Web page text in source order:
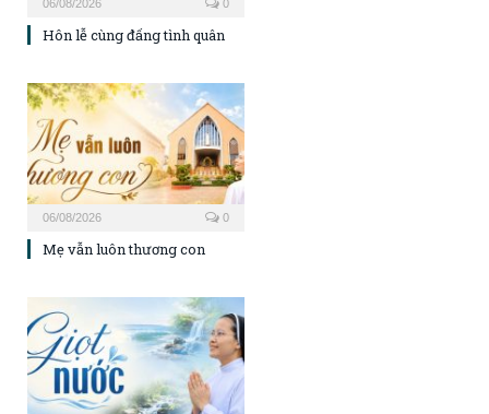
06/08/2026 0
Hôn lễ cùng đấng tình quân
06/08/2026 0
Mẹ vẫn luôn thương con